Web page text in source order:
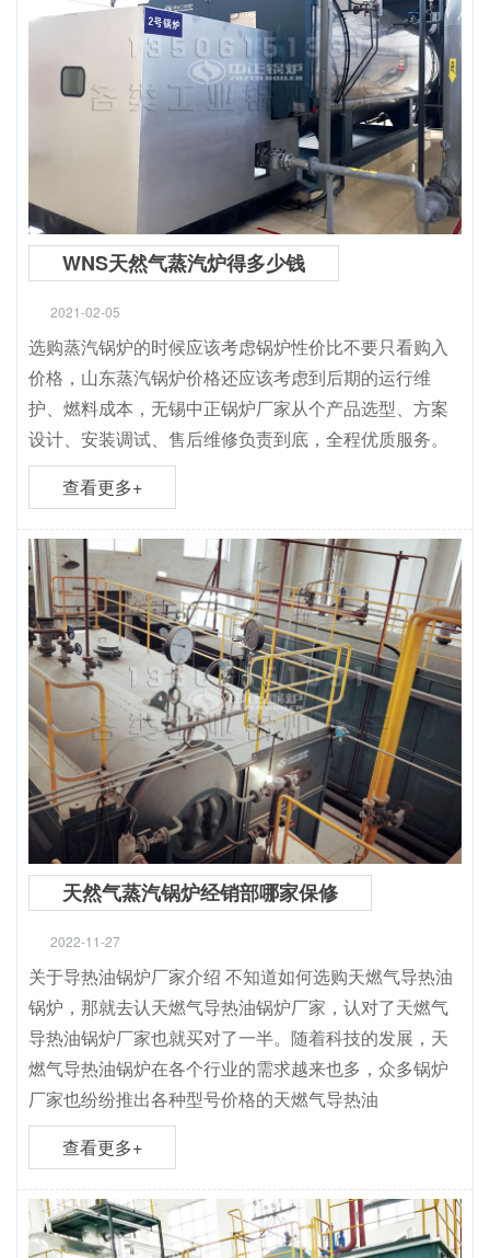
WNS天然气蒸汽炉得多少钱
2021-02-05
选购蒸汽锅炉的时候应该考虑锅炉性价比不要只看购入
价格，山东蒸汽锅炉价格还应该考虑到后期的运行维
护、燃料成本，无锡中正锅炉厂家从个产品选型、方案
设计、安装调试、售后维修负责到底，全程优质服务。
查看更多+
天然气蒸汽锅炉经销部哪家保修
2022-11-27
关于导热油锅炉厂家介绍 不知道如何选购天燃气导热油
锅炉，那就去认天燃气导热油锅炉厂家，认对了天燃气
导热油锅炉厂家也就买对了一半。随着科技的发展，天
燃气导热油锅炉在各个行业的需求越来也多，众多锅炉
厂家也纷纷推出各种型号价格的天燃气导热油
查看更多+